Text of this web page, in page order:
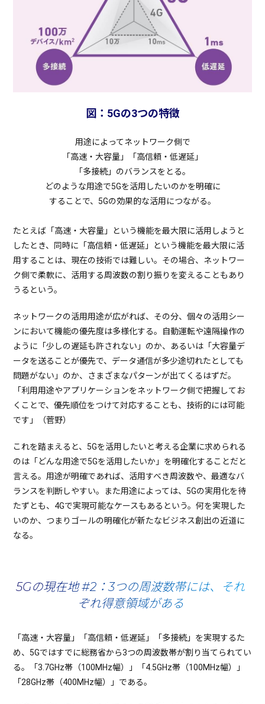
たとえば「高速・大容量」という機能を最大限に活用しようと
したとき、同時に「高信頼・低遅延」という機能を最大限に活
用することは、現在の技術では難しい。その場合、ネットワー
ク側で柔軟に、活用する周波数の割り振りを変えることもあり
うるという。
ネットワークの活用用途が広がれば、その分、個々の活用シー
ンにおいて機能の優先度は多様化する。自動運転や遠隔操作の
ように「少しの遅延も許されない」のか、あるいは「大容量デ
ータを送ることが優先で、データ通信が多少途切れたとしても
問題がない」のか、さまざまなパターンが出てくるはずだ。
「利用用途やアプリケーションをネットワーク側で把握してお
くことで、優先順位をつけて対応することも、技術的には可能
です」（菅野）
これを踏まえると、5Gを活用したいと考える企業に求められる
のは「どんな用途で5Gを活用したいか」を明確化することだと
言える。用途が明確であれば、活用すべき周波数や、最適なバ
ランスを判断しやすい。また用途によっては、5Gの実用化を待
たずとも、4Gで実現可能なケースもあるという。何を実現した
いのか、つまりゴールの明確化が新たなビジネス創出の近道に
なる。
図：5Gの3つの特徴
用途によってネットワーク側で
「高速・大容量」「高信頼・低遅延」
「多接続」のバランスをとる。
どのような用途で5Gを活用したいのかを明確に
することで、5Gの効果的な活用につながる。
5Gの現在地 #2：3つの周波数帯には、それ
ぞれ得意領域がある
「高速・大容量」「高信頼・低遅延」「多接続」を実現するた
め、5Gではすでに総務省から3つの周波数帯が割り当てられてい
る。「3.7GHz帯（100MHz幅）」「4.5GHz帯（100MHz幅）」
「28GHz帯（400MHz幅）」である。